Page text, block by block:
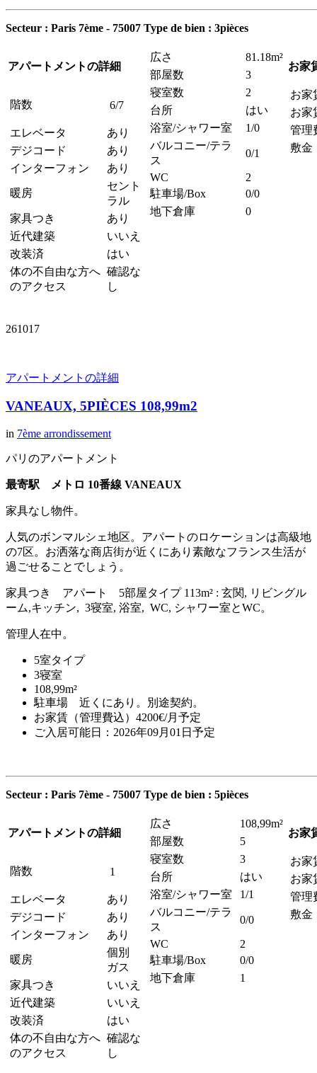
Secteur : Paris 7ème - 75007 Type de bien : 3pièces
アパートメントの詳細
階数 6/7
エレベータ
あり
デジコード
あり
インターフォン
あり
暖房
セント
ラル
家具つき
あり
近代建築
いいえ
改装済
はい
体の不自由な方へ
のアクセス
確認な
し
広さ
81.18m²
部屋数
3
寝室数
2
台所
はい
浴室/シャワー室
1/0
バルコニー/テラ
ス
0/1
WC
2
駐車場/Box
0/0
地下倉庫
0
お家
お家
お
管理
敷金
261017
アパートメントの詳細
VANEAUX, 5PIÈCES 108,99m2
in 7ème arrondissement
パリのアパートメント
最寄駅 メトロ 10番線 VANEAUX
家具なし物件。
人気のボンマルシェ地区。アパートのロケーションは高級地
の7区。お洒落な商店街が近くにあり素敵なフランス生活が
過ごせることでしょう。
家具つき アパート 5部屋タイプ 113m² : 玄関, リビングル
ーム,キッチン, 3寝室, 浴室, WC, シャワー室とWC。
管理人在中。
5室タイプ
3寝室
108,99m²
駐車場 近くにあり。別途契約。
お家賃（管理費込）4200€/月予定
ご入居可能日：2026年09月01日予定
Secteur : Paris 7ème - 75007 Type de bien : 5pièces
アパートメントの詳細
階数 1
エレベータ
あり
デジコード
あり
インターフォン
あり
暖房
個別
ガス
家具つき
いいえ
近代建築
いいえ
改装済
はい
体の不自由な方へ
のアクセス
確認な
し
広さ
108,99m²
部屋数
5
寝室数
3
台所
はい
浴室/シャワー室
1/1
バルコニー/テラ
ス
0/0
WC
2
駐車場/Box
0/0
地下倉庫
1
お家
お家
お
管理
敷金